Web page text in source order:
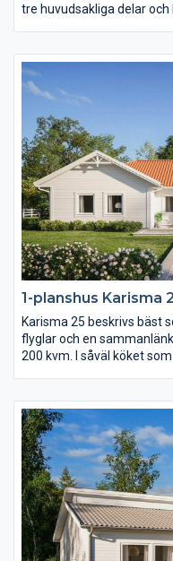
tre huvudsakliga delar
barn- och ungdomsdel
stort badrum och
allt.
1-planshus Karisma
Karisma 25 beskrivs bäst
flyglar och en
200 kvm. I såväl köket
på hela 23 kvm med
trädgårdssidan.